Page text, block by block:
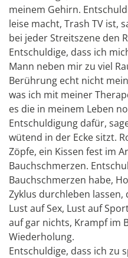
meinem Gehirn.
leise macht, Trash TV ist,
bei jeder Streitszene den
Entschuldige, dass ich
Mann neben mir zu viel
Berührung echt nicht
was ich mit meiner
es die in meinem Leben
Entschuldigung dafür,
wütend in der Ecke sitzt.
Zöpfe, ein Kissen fest im
Bauchschmerzen.
Bauchschmerzen habe,
Zyklus durchleben
Lust auf Sex, Lust auf
auf gar nichts, Krampf im
Wiederholung.
Entschuldige, dass ich zu